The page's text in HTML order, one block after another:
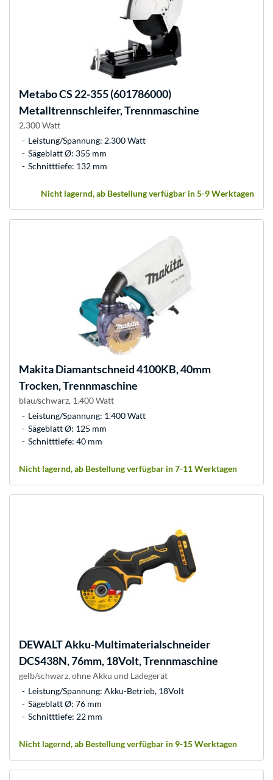
MetaboCS 22-355 (601786000)
Metalltrennschleifer, Trennmaschine
2.300 Watt
Leistung/Spannung: 2.300 Watt
Sägeblatt Ø: 355 mm
Schnitttiefe: 132 mm
Nicht lagernd, ab Bestellung verfügbar in 5-9 Werktagen
MakitaDiamantschneid 4100KB, 40mm
Trocken, Trennmaschine
blau/schwarz, 1.400 Watt
Leistung/Spannung: 1.400 Watt
Sägeblatt Ø: 125 mm
Schnitttiefe: 40 mm
Nicht lagernd, ab Bestellung verfügbar in 7-11 Werktagen
DEWALTAkku-Multimaterialschneider
DCS438N, 76mm, 18Volt, Trennmaschine
gelb/schwarz, ohne Akku und Ladegerät
Leistung/Spannung: Akku-Betrieb, 18Volt
Sägeblatt Ø: 76 mm
Schnitttiefe: 22 mm
Nicht lagernd, ab Bestellung verfügbar in 9-15 Werktagen